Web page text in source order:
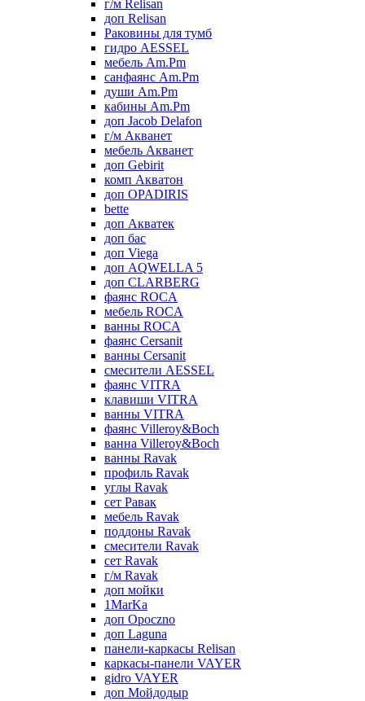
г/м Relisan
доп Relisan
Раковины для тумб
гидро AESSEL
мебель Am.Pm
санфаянс Am.Pm
души Am.Pm
кабины Am.Pm
доп Jacob Delafon
г/м Акванет
мебель Акванет
доп Gebirit
комп Акватон
доп OPADIRIS
bette
доп Акватек
доп бас
доп Viega
доп AQWELLA 5
доп CLARBERG
фаянс ROCA
мебель ROCA
ванны ROCA
фаянс Cersanit
ванны Cersanit
смесители AESSEL
фаянс VITRA
клавиши VITRA
ванны VITRA
фаянс Villeroy&Boch
ванна Villeroy&Boch
ванны Ravak
профиль Ravak
углы Ravak
сет Равак
мебель Ravak
поддоны Ravak
смесители Ravak
сет Ravak
г/м Ravak
доп мойки
1MarKa
доп Opoczno
доп Laguna
панели-каркасы Relisan
каркасы-панели VAYER
gidro VAYER
доп Мойдодыр